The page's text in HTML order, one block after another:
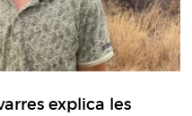
explica les